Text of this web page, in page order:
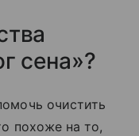
сена»?
очистить
похоже на то,